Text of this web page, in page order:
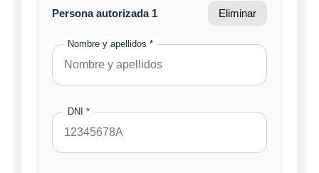
Persona autorizada 1 Eliminar
Nombre y apellidos *
DNI *